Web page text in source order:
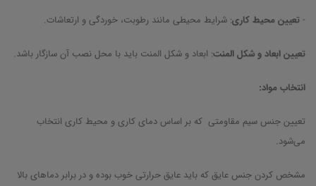
-تعیین محیط کاری: شرایط محیطی مانند رطوبت، خوردگی و ارتعاشات.
تعیین ابعاد و شکل المنت: ابعاد و شکل المنت باید با محل نصب آن سازگار باشد.
انتخاب مواد:
تعیین جنس سیم مقاومتی که بر اساس دمای کاری و محیط کاری انتخاب
می‌شود.
مشخص کردن جنس عایق که باید عایق حرارتی خوب بوده و در برابر دماهای بالا